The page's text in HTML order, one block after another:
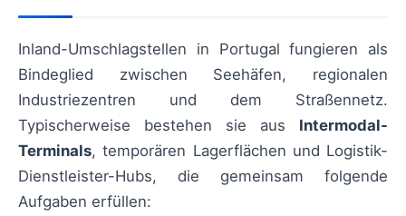
Inland-Umschlagstellen in Portugal fungieren als
Bindeglied zwischen Seehäfen, regionalen
Industriezentren und dem Straßennetz.
Typischerweise bestehen sie aus Intermodal-
Terminals, temporären Lagerflächen und Logistik-
Dienstleister-Hubs, die gemeinsam folgende
Aufgaben erfüllen: